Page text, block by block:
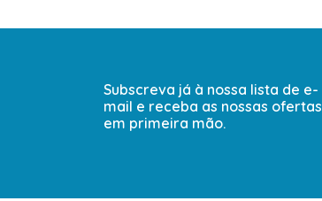
Subscreva já à nossa lista de e-
mail e receba as nossas ofertas
em primeira mão.